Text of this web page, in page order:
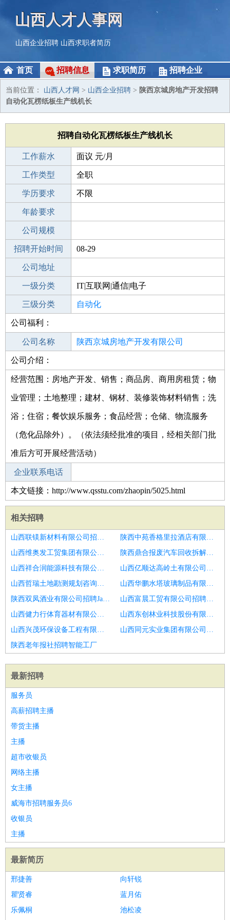
山西人才人事网
山西企业招聘 山西求职者简历
首页 招聘信息 求职简历 招聘企业
当前位置： 山西人才网 > 山西企业招聘 > 陕西京城房地产开发招聘
自动化瓦楞纸板生产线机长
招聘自动化瓦楞纸板生产线机长
工作薪水 面议 元/月
招聘人数 10人
工作类型 全职
性别要求 -
学历要求 不限
工作经验
年龄要求
工作地点
公司规模
公司电话
招聘开始时间 08-29
招聘结束时间
公司地址
一级分类 IT|互联网|通信|电子
二级分类 电子/电气
三级分类 自动化
其他行业
公司福利：
公司名称 陕西京城房地产开发有限公司
公司类型
公司介绍：
经营范围：房地产开发、销售；商品房、商用房租赁；物
业管理；土地整理；建材、钢材、装修装饰材料销售；洗
浴；住宿；餐饮娱乐服务；食品经营；仓储、物流服务
（危化品除外）。（依法须经批准的项目，经相关部门批
准后方可开展经营活动）
企业联系电话
本文链接：http://www.qsstu.com/zhaopin/5025.html
相关招聘
山西联镁新材料有限公司招聘电器设备检修员
陕西中苑香格里拉酒店有限公司招聘安装施工员
山西维奥发工贸集团有限公司招聘青岛市招聘研发工程师6
陕西鼎合报废汽车回收拆解有限责任公司招聘自动化系统工程
山西祥合润能源科技有限公司招聘巡检服务运营岗
山西亿顺达高岭土有限公司招聘自动化生产管理
山西哲瑞土地勘测规划咨询有限公司招聘MES應用工程師
山西华鹏水塔玻璃制品有限责任公司招聘内勤信息员
陕西双凤酒业有限公司招聘Java工程师
山西富晨工贸有限公司招聘资料所所长
山西健力行体育器材有限公司招聘自动化IE主管
山西东创林业科技股份有限公司招聘通信设备设计师
山西兴茂环保设备工程有限公司招聘产品工程师
山西同元实业集团有限公司招聘自动化电控工程师
陕西老年报社招聘智能工厂
最新招聘
服务员
高薪招聘主播
带货主播
主播
超市收银员
网络主播
女主播
威海市招聘服务员6
收银员
主播
最新简历
邢捷善
向轩锐
瞿贤睿
蓝月佑
乐佩桐
池松凌